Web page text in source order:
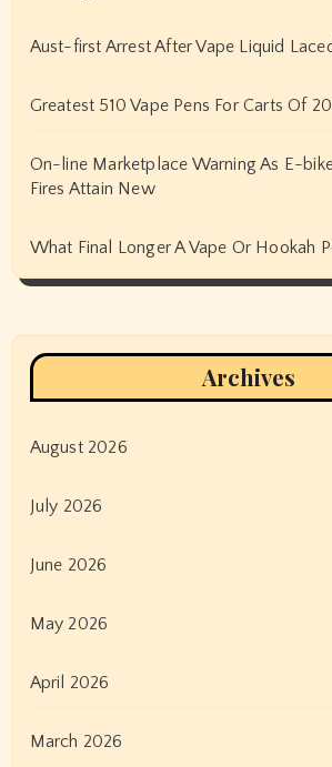
Aust-first Arrest After Vape Liquid
Greatest 510 Vape Pens For Carts Of
On-line Marketplace Warning As E-
Fires Attain New
What Final Longer A Vape Or Hookah
Archives
August 2026
July 2026
June 2026
May 2026
April 2026
March 2026